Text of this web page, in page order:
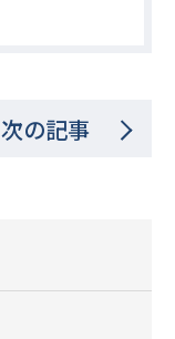
次の記事